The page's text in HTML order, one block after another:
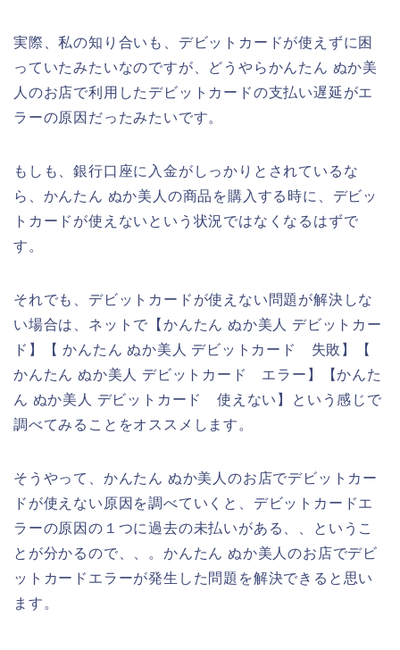
実際、私の知り合いも、デビットカードが使えずに困
っていたみたいなのですが、どうやらかんたん ぬか美
人のお店で利用したデビットカードの支払い遅延がエ
ラーの原因だったみたいです。
もしも、銀行口座に入金がしっかりとされているな
ら、かんたん ぬか美人の商品を購入する時に、デビッ
トカードが使えないという状況ではなくなるはずで
す。
それでも、デビットカードが使えない問題が解決しな
い場合は、ネットで【かんたん ぬか美人 デビットカー
ド】【 かんたん ぬか美人 デビットカード 失敗】【
かんたん ぬか美人 デビットカード エラー】【かんた
ん ぬか美人 デビットカード 使えない】という感じで
調べてみることをオススメします。
そうやって、かんたん ぬか美人のお店でデビットカー
ドが使えない原因を調べていくと、デビットカードエ
ラーの原因の１つに過去の未払いがある、、というこ
とが分かるので、、。かんたん ぬか美人のお店でデビ
ットカードエラーが発生した問題を解決できると思い
ます。